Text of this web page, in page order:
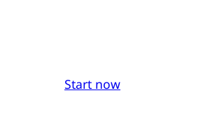
Start now